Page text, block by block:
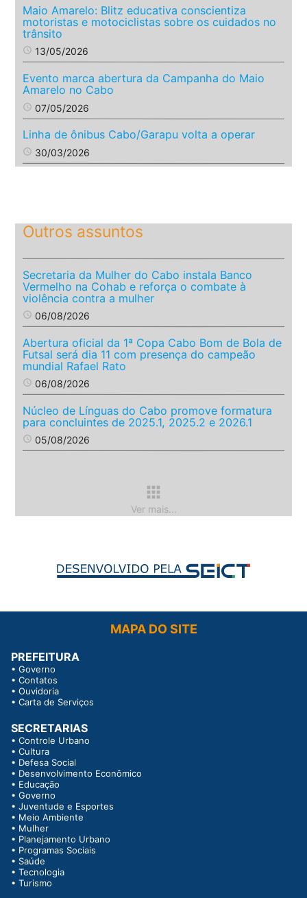
Maio Amarelo: Blitz educativa conscientiza
motoristas e motociclistas sobre os cuidados no
trânsito
access_time 13/05/2026
Evento marca abertura da Campanha do Maio
Amarelo no Cabo
access_time 07/05/2026
Linha de ônibus Cabo/Garapu volta a operar
access_time 30/03/2026
Outros assuntos
Secretaria da Mulher do Cabo instala Banco
Vermelho na Cohab e reforça o combate à
violência contra a mulher
access_time 06/08/2026
Abertura oficial da 1ª Copa Cabo Bom de Bola de
Futsal será dia 11 com presença do campeão
mundial Rafael Rato
access_time 06/08/2026
Núcleo de Línguas do Cabo promove formatura
para concluintes de 2025.1, 2025.2 e 2026.1
access_time 05/08/2026
apps
Ver mais...
MAPA DO SITE
PREFEITURA
• Governo
• Contatos
• Ouvidoria
• Carta de Serviços
SECRETARIAS
• Controle Urbano
• Cultura
• Defesa Social
• Desenvolvimento Econômico
• Educação
• Governo
• Juventude e Esportes
• Meio Ambiente
• Mulher
• Planejamento Urbano
• Programas Sociais
• Saúde
• Tecnologia
• Turismo